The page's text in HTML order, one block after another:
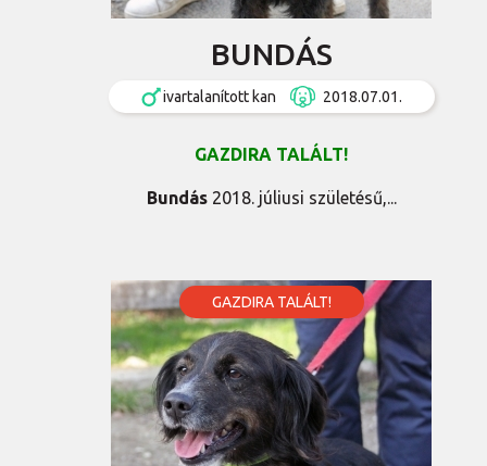
BUNDÁS
ivartalanított kan 2018.07.01.
GAZDIRA TALÁLT!
Bundás2018. júliusi születésű,...
GAZDIRA TALÁLT!